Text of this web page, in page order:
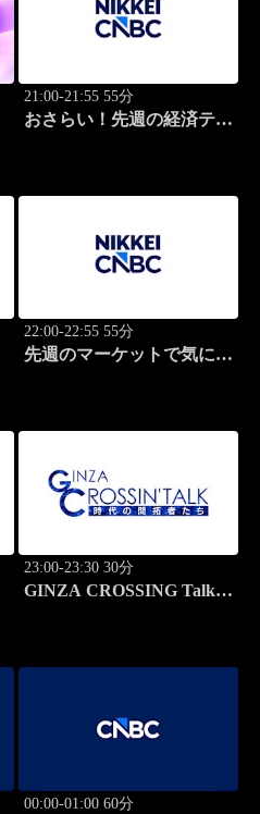
21:00-21:55 55分
おさらい！先週の経済テー
22:00-22:55 55分
先週のマーケットで気にな
23:00-23:30 30分
GINZA CROSSING Talk
00:00-01:00 60分